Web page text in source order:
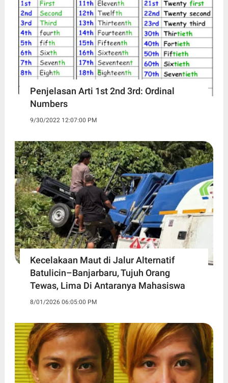
Penjelasan Arti 1st 2nd 3rd: Ordinal
Numbers
9/30/2022 12:07:00 PM
Kecelakaan Maut di Jalur Alternatif
Batulicin–Banjarbaru, Tujuh Orang
Tewas, Lima Di Antaranya Mahasiswa
8/01/2026 06:05:00 PM